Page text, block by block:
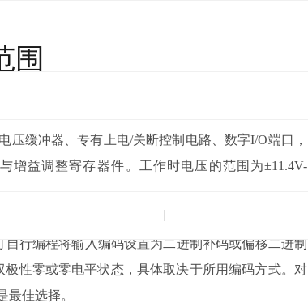
围
冲器、专有上电/关断控制电路、数字I/O端口，
增益调整寄存器件。工作时电压的范围为±11.4V-
。可自行编程将输入编码设置为二进制补码或偏移二进制
性零或零电平状态，具体取决于所用编码方式。对
选择。